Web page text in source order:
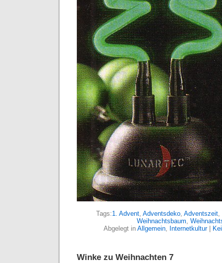
Tags:1. Advent, Adventsdeko, Adventszeit,
Weihnachtsbaum,
Abgelegt in Allgemein, Internetkultur|
Winke zu Weihnachten 7